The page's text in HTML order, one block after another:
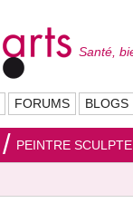
Santé,
FORUMS BLOGS
PEINTRE